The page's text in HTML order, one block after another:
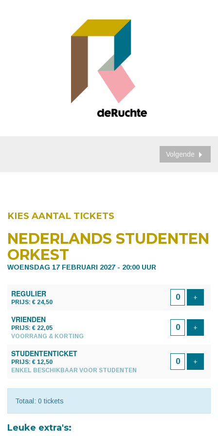
Volgende
KIES AANTAL TICKETS
NEDERLANDS STUDENTEN
ORKEST
WOENSDAG 17 FEBRUARI 2027 - 20:00 UUR
TICKETS
REGULIER
PRIJS: € 24,50
+
VRIENDEN
PRIJS: € 22,05
VOORRANG & KORTING
+
STUDENTENTICKET
PRIJS: € 12,50
ENKEL BESCHIKBAAR VOOR STUDENTEN
+
Totaal: 0 tickets
Leuke extra's: